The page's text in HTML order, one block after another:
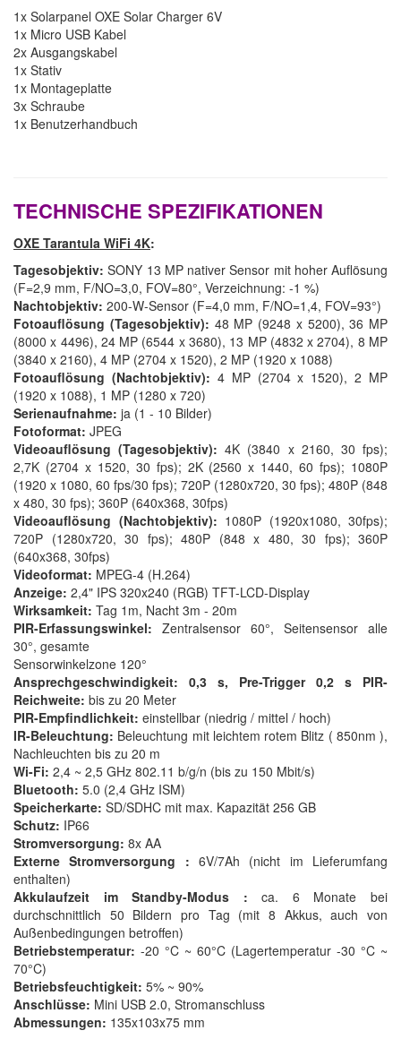
1x Solarpanel OXE Solar Charger 6V
1x Micro USB Kabel
2x Ausgangskabel
1x Stativ
1x Montageplatte
3x Schraube
1x Benutzerhandbuch
TECHNISCHE SPEZIFIKATIONEN
OXE Tarantula WiFi 4K:
Tagesobjektiv:SONY 13 MP nativer Sensor mit hoher Auflösung
(F=2,9 mm, F/NO=3,0, FOV=80°, Verzeichnung: -1 %)
Nachtobjektiv: 200-W-Sensor (F=4,0 mm, F/NO=1,4, FOV=93°)
Fotoauflösung (Tagesobjektiv): 48 MP (9248 x 5200), 36 MP
(8000 x 4496), 24 MP (6544 x 3680), 13 MP (4832 x 2704), 8 MP
(3840 x 2160), 4 MP (2704 x 1520), 2 MP (1920 x 1088)
Fotoauflösung (Nachtobjektiv): 4 MP (2704 x 1520), 2 MP
(1920 x 1088), 1 MP (1280 x 720)
Serienaufnahme: ja (1 - 10 Bilder)
Fotoformat: JPEG
Videoauflösung (Tagesobjektiv): 4K (3840 x 2160, 30 fps);
2,7K (2704 x 1520, 30 fps); 2K (2560 x 1440, 60 fps); 1080P
(1920 x 1080, 60 fps/30 fps); 720P (1280x720, 30 fps); 480P (848
x 480, 30 fps); 360P (640x368, 30fps)
Videoauflösung (Nachtobjektiv): 1080P (1920x1080, 30fps);
720P (1280x720, 30 fps); 480P (848 x 480, 30 fps); 360P
(640x368, 30fps)
Videoformat: MPEG-4 (H.264)
Anzeige: 2,4" IPS 320x240 (RGB) TFT-LCD-Display
Wirksamkeit: Tag 1m, Nacht 3m - 20m
PIR-Erfassungswinkel: Zentralsensor 60°, Seitensensor alle
30°, gesamte
Sensorwinkelzone 120°
Ansprechgeschwindigkeit: 0,3 s, Pre-Trigger 0,2 s PIR-
Reichweite: bis zu 20 Meter
PIR-Empfindlichkeit: einstellbar (niedrig / mittel / hoch)
IR-Beleuchtung: Beleuchtung mit leichtem rotem Blitz ( 850nm ),
Nachleuchten bis zu 20 m
Wi-Fi: 2,4 ~ 2,5 GHz 802.11 b/g/n (bis zu 150 Mbit/s)
Bluetooth: 5.0 (2,4 GHz ISM)
Speicherkarte: SD/SDHC mit max. Kapazität 256 GB
Schutz: IP66
Stromversorgung: 8x AA
Externe Stromversorgung : 6V/7Ah (nicht im Lieferumfang
enthalten)
Akkulaufzeit
im Standby-Modus :ca. 6 Monate bei
durchschnittlich 50 Bildern pro Tag (mit 8 Akkus, auch von
Außenbedingungen betroffen)
Betriebstemperatur: -20 °C ~ 60°C (Lagertemperatur -30 °C ~
70°C)
Betriebsfeuchtigkeit: 5% ~ 90%
Anschlüsse: Mini USB 2.0, Stromanschluss
Abmessungen: 135x103x75 mm